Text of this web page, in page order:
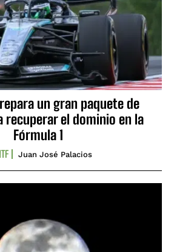
un gran paquete de
recuperar el dominio en la
Fórmula 1
Juan José Palacios